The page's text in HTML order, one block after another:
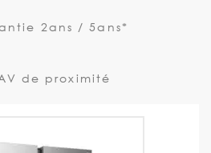
2ans / 5ans*
de proximité